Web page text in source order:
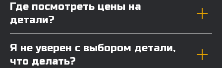
Где посмотреть цены на
детали?
Я не уверен с выбором детали,
что делать?